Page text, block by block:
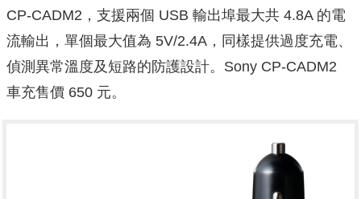
CP-CADM2，支援兩個 USB 輸出埠最大共 4.8A 的電
流輸出，單個最大值為 5V/2.4A，同樣提供過度充電、
偵測異常溫度及短路的防護設計。Sony CP-CADM2
車充售價 650 元。